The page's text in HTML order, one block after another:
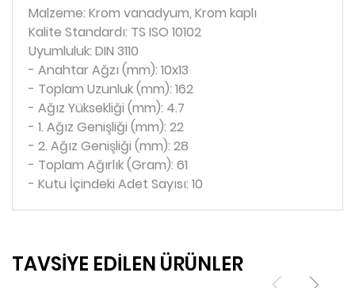
Malzeme: Krom vanadyum, Krom kaplı
Kalite Standardı: TS ISO 10102
Uyumluluk: DIN 3110
- Anahtar Ağzı (mm): 10x13
- Toplam Uzunluk (mm): 162
- Ağız Yüksekliği (mm): 4.7
- 1. Ağız Genişliği (mm): 22
- 2. Ağız Genişliği (mm): 28
- Toplam Ağırlık (Gram): 61
- Kutu İçindeki Adet Sayısı: 10
TAVSİYE EDİLEN ÜRÜNLER